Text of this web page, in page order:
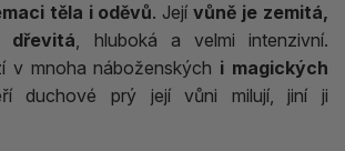
těla i oděvů. Jejívůně je zemitá,
dřevitá, hluboká a velmi intenzivní.
v mnoha náboženských i magických
duchové prý její vůni milují, jiní ji